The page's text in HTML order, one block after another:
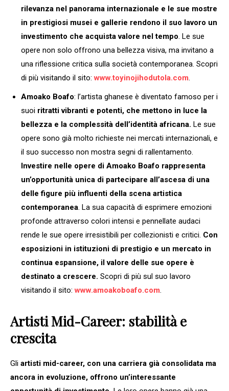
rilevanza nel panorama internazionale e le sue mostre
in prestigiosi musei e gallerie rendono il suo lavoro un
investimento che acquista valore nel tempo . Le sue
opere non solo offrono una bellezza visiva, ma invitano a
una riflessione critica sulla società contemporanea. Scopri
di più visitando il sito:www.toyinojihodutola.com
Amoako Boafo: l’artista ghanese è diventato famoso per i
suoi ritratti vibranti e potenti, che mettono in luce la
bellezza e la complessità dell’identità africana. Le sue
opere sono già molto richieste nei mercati internazionali, e
il suo successo non mostra segni di rallentamento.
Investire nelle opere di Amoako Boafo rappresenta
un’opportunità unica di partecipare all’ascesa di una
delle figure più influenti della scena artistica
contemporanea . La sua capacità di esprimere emozioni
profonde attraverso colori intensi e pennellate audaci
rende le sue opere irresistibili per collezionisti e critici. Con
esposizioni in istituzioni di prestigio e un mercato in
continua espansione, il valore delle sue opere è
destinato a crescere. Scopri di più sul suo lavoro
visitando il sito:www.amoakoboafo.com
Artisti Mid-Career: stabilità e
crescita
Gli artisti mid-career, con una carriera già consolidata ma
ancora in evoluzione, offrono un’interessante